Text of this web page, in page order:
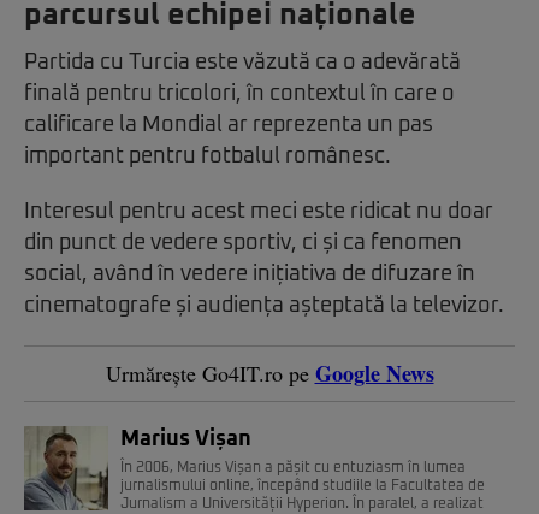
parcursul echipei naționale
Partida cu Turcia este văzută ca o adevărată
finală pentru tricolori, în contextul în care o
calificare la Mondial ar reprezenta un pas
important pentru fotbalul românesc.
Interesul pentru acest meci este ridicat nu doar
din punct de vedere sportiv, ci și ca fenomen
social, având în vedere inițiativa de difuzare în
cinematografe și audiența așteptată la televizor.
Urmărește Go4IT.ro pe Google News
Marius Vișan
În 2006, Marius Vișan a pășit cu entuziasm în lumea
jurnalismului online, începând studiile la Facultatea de
Jurnalism a Universității Hyperion. În paralel, a realizat